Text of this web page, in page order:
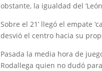
obstante, la igualdad del
Sobre el 21’ llegó el empate
desvió el centro hacia su
Pasada la media hora de
Rodallega quien no dudó